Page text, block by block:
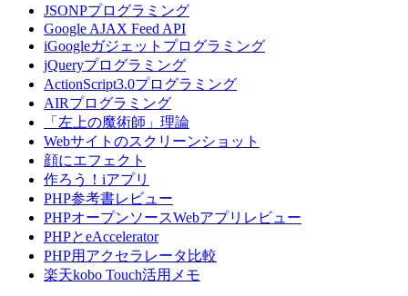
JSONPプログラミング
Google AJAX Feed API
iGoogleガジェットプログラミング
jQueryプログラミング
ActionScript3.0プログラミング
AIRプログラミング
「左上の魔術師」理論
Webサイトのスクリーンショット
顔にエフェクト
作ろう！iアプリ
PHP参考書レビュー
PHPオープンソースWebアプリレビュー
PHPとeAccelerator
PHP用アクセラレータ比較
楽天kobo Touch活用メモ